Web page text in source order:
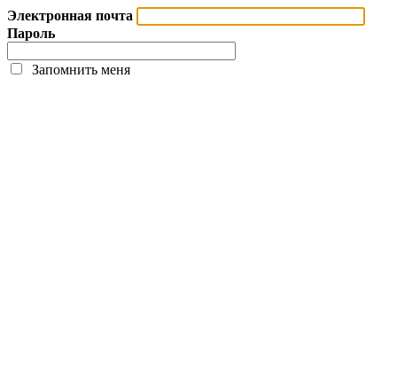
Электронная почта
Пароль
Запомнить меня